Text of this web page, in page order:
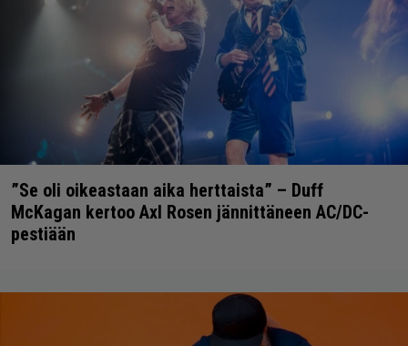
”Se oli oikeastaan aika herttaista” – Duff
McKagan kertoo Axl Rosen jännittäneen AC/DC-
pestiään